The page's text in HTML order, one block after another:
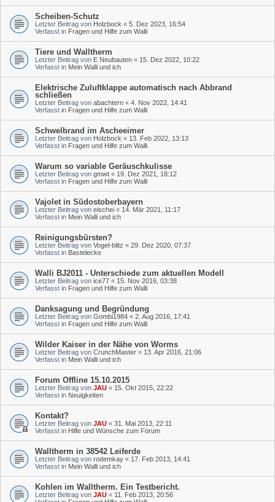
Scheiben-Schutz
Letzter Beitrag von Holzbock « 5. Dez 2023, 16:54
Verfasst in Fragen und Hilfe zum Walli
Tiere und Walltherm
Letzter Beitrag von E Neubauten « 15. Dez 2022, 10:22
Verfasst in Mein Walli und ich
Elektrische Zuluftklappe automatisch nach Abbrand
schließen
Letzter Beitrag von abachtern « 4. Nov 2022, 14:41
Verfasst in Fragen und Hilfe zum Walli
Schwelbrand im Ascheeimer
Letzter Beitrag von Holzbock « 13. Feb 2022, 13:13
Verfasst in Fragen und Hilfe zum Walli
Warum so variable Geräuschkulisse
Letzter Beitrag von gmwt « 19. Dez 2021, 18:12
Verfasst in Fragen und Hilfe zum Walli
Vajolet in Südostoberbayern
Letzter Beitrag von eischei « 14. Mär 2021, 11:17
Verfasst in Mein Walli und ich
Reinigungsbürsten?
Letzter Beitrag von Vogel-blitz « 29. Dez 2020, 07:37
Verfasst in Bastelecke
Walli BJ2011 - Unterschiede zum aktuellen Modell
Letzter Beitrag von ice77 « 15. Nov 2016, 03:38
Verfasst in Fragen und Hilfe zum Walli
Danksagung und Begründung
Letzter Beitrag von Gombi1984 « 2. Aug 2016, 17:41
Verfasst in Fragen und Hilfe zum Walli
Wilder Kaiser in der Nähe von Worms
Letzter Beitrag von CrunchMaster « 13. Apr 2016, 21:06
Verfasst in Mein Walli und ich
Forum Offline 15.10.2015
Letzter Beitrag von JAU « 15. Okt 2015, 22:22
Verfasst in Neuigkeiten
Kontakt?
Letzter Beitrag von JAU « 31. Mai 2013, 22:11
Verfasst in Hilfe und Wünsche zum Forum
Walltherm in 38542 Leiferde
Letzter Beitrag von rodemkay « 17. Feb 2013, 14:41
Verfasst in Mein Walli und ich
Kohlen im Walltherm. Ein Testbericht.
Letzter Beitrag von JAU « 11. Feb 2013, 20:56